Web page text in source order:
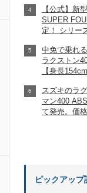
【公式】新
SUPER
定！ シリー
【
中免で乗れ
ラクストン
【身長
スズキのラ
マン400
て発売。価
ピックアップ